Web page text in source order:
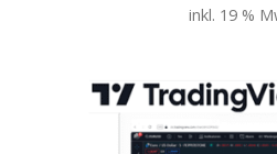
war:
ist:
inkl. 19 %